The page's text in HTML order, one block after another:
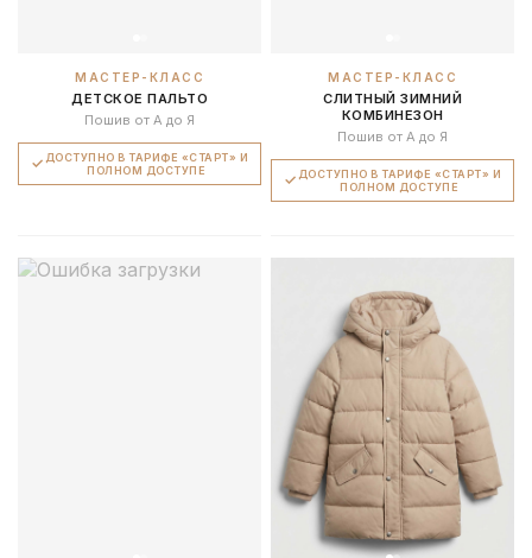
МАСТЕР-КЛАСС
ДЕТСКОЕ ПАЛЬТО
Пошив от А до Я
ДОСТУПНО В ТАРИФЕ «СТАРТ» И
ПОЛНОМ ДОСТУПЕ
МАСТЕР-КЛАСС
СЛИТНЫЙ ЗИМНИЙ
КОМБИНЕЗОН
Пошив от А до Я
ДОСТУПНО В ТАРИФЕ «СТАРТ» И
ПОЛНОМ ДОСТУПЕ